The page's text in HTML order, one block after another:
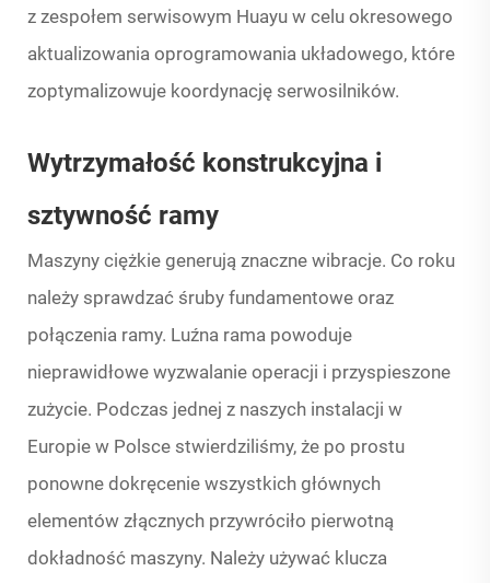
z zespołem serwisowym Huayu w celu okresowego
aktualizowania oprogramowania układowego, które
zoptymalizowuje koordynację serwosilników.
Wytrzymałość konstrukcyjna i
sztywność ramy
Maszyny ciężkie generują znaczne wibracje. Co roku
należy sprawdzać śruby fundamentowe oraz
połączenia ramy. Luźna rama powoduje
nieprawidłowe wyzwalanie operacji i przyspieszone
zużycie. Podczas jednej z naszych instalacji w
Europie w Polsce stwierdziliśmy, że po prostu
ponowne dokręcenie wszystkich głównych
elementów złącznych przywróciło pierwotną
dokładność maszyny. Należy używać klucza